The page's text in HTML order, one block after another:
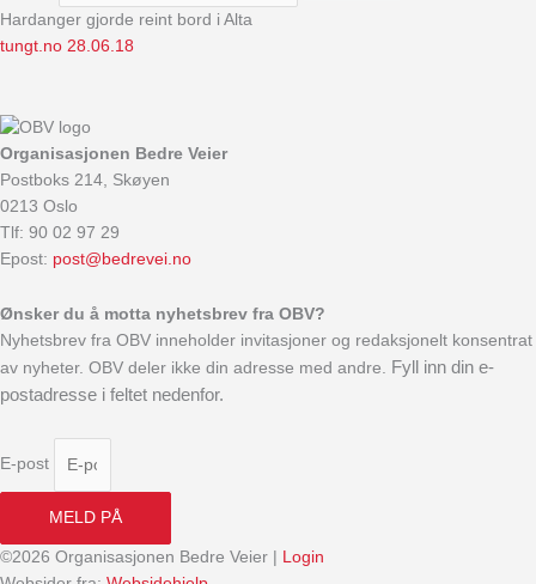
Hardanger gjorde reint bord i Alta
tungt.no 28.06.18
Organisasjonen Bedre Veier
Postboks 214, Skøyen
0213 Oslo
Tlf: 90 02 97 29
Epost: post@bedrevei.no
Ønsker du å motta nyhetsbrev fra OBV?
Nyhetsbrev fra OBV inneholder invitasjoner og redaksjonelt konsentrat
av nyheter. OBV deler ikke din adresse med andre. Fyll inn din e-
postadresse i feltet nedenfor.
E-post
MELD PÅ
©2026 Organisasjonen Bedre Veier |
Login